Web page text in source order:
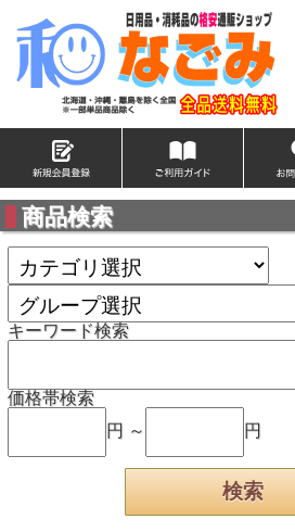
商品検索
キーワード検索
価格帯検索
円 ～
円